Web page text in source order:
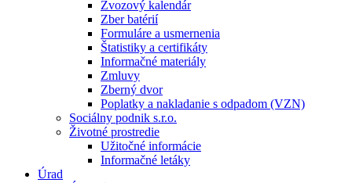
Zvozový kalendár
Zber batérií
Formuláre a usmernenia
Štatistiky a certifikáty
Informačné materiály
Zmluvy
Zberný dvor
Poplatky a nakladanie s odpadom (VZN)
Sociálny podnik s.r.o.
Životné prostredie
Užitočné informácie
Informačné letáky
Úrad